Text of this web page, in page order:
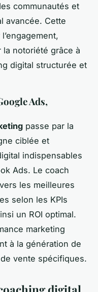
communautés et
avancée. Cette
notoriété grâce à
digital structurée et
Ads,
passe par la
ciblée et
indispensables
Ads. Le coach
les meilleures
selon les KPIs
un ROI optimal.
marketing
à la génération de
de vente spécifiques.